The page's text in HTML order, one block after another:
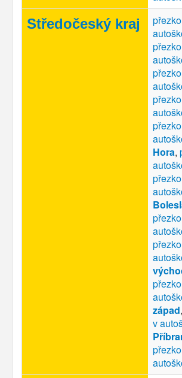
Středočeský kraj
Hora,
západ,
v